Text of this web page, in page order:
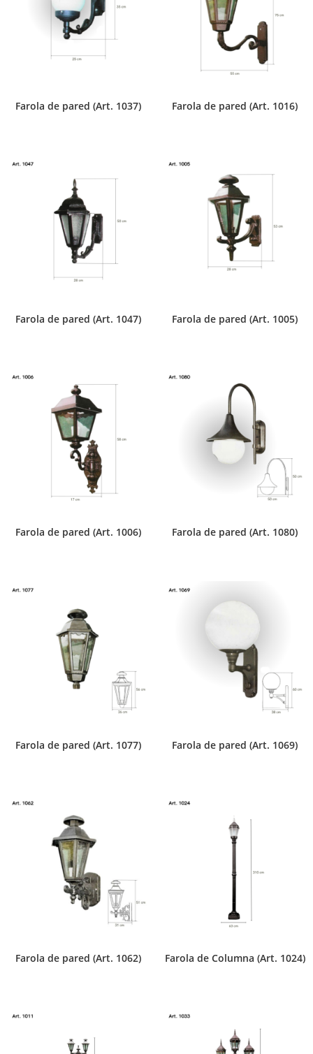
Farola de pared (Art. 1037) Farola de pared (Art. 1016)
Farola de pared (Art. 1047) Farola de pared (Art. 1005)
Farola de pared (Art. 1006) Farola de pared (Art. 1080)
Farola de pared (Art. 1077) Farola de pared (Art. 1069)
Farola de pared (Art. 1062) Farola de Columna (Art. 1024)